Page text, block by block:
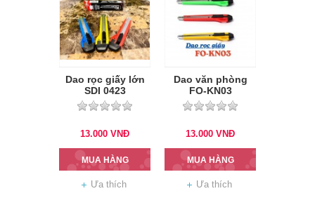
Dao rọc giấy lớn
SDI 0423
13.000 VNĐ
MUA HÀNG
Ưa thích
Dao văn phòng
FO-KN03
13.000 VNĐ
MUA HÀNG
Ưa thích